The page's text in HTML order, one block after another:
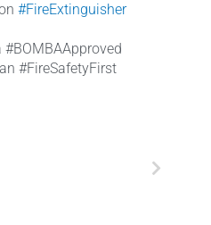
#FireExtinguisher
#FireSafetyFirst